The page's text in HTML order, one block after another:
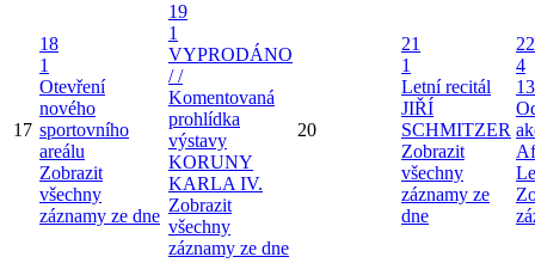
17
18
1
Otevření
nového
sportovního
areálu
Zobrazit
všechny
záznamy ze dne
19
1
VYPRODÁNO
/ /
Komentovaná
prohlídka
výstavy
KORUNY
KARLA IV.
Zobrazit
všechny
záznamy ze dne
20
21
1
Letní recitál
JIŘÍ
SCHMITZER
Zobrazit
všechny
záznamy ze
dne
22
4